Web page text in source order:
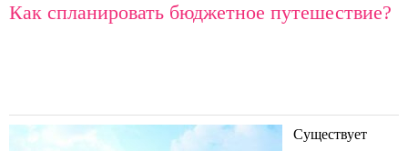
Как спланировать бюджетное путешествие?
Существует